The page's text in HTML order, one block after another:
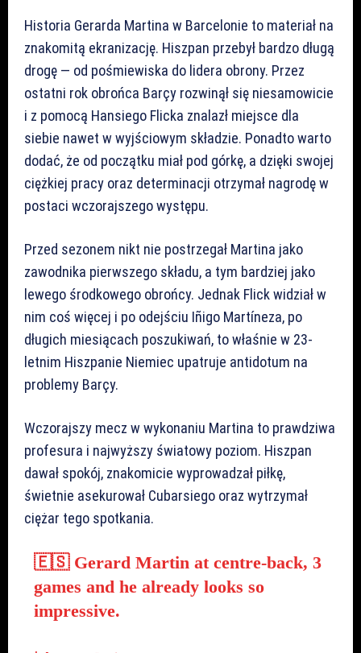
Historia Gerarda Martina w Barcelonie to materiał na
znakomitą ekranizację. Hiszpan przebył bardzo długą
drogę — od pośmiewiska do lidera obrony. Przez
ostatni rok obrońca Barçy rozwinął się niesamowicie
i z pomocą Hansiego Flicka znalazł miejsce dla
siebie nawet w wyjściowym składzie. Ponadto warto
dodać, że od początku miał pod górkę, a dzięki swojej
ciężkiej pracy oraz determinacji otrzymał nagrodę w
postaci wczorajszego występu.
Przed sezonem nikt nie postrzegał Martina jako
zawodnika pierwszego składu, a tym bardziej jako
lewego środkowego obrońcy. Jednak Flick widział w
nim coś więcej i po odejściu Iñigo Martíneza, po
długich miesiącach poszukiwań, to właśnie w 23-
letnim Hiszpanie Niemiec upatruje antidotum na
problemy Barçy.
Wczorajszy mecz w wykonaniu Martina to prawdziwa
profesura i najwyższy światowy poziom. Hiszpan
dawał spokój, znakomicie wyprowadzał piłkę,
świetnie asekurował Cubarsiego oraz wytrzymał
ciężar tego spotkania.
🇪🇸 Gerard Martin at centre-back, 3
games and he already looks so
impressive.